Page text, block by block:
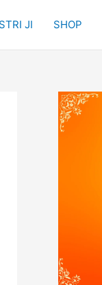
JI SHOP